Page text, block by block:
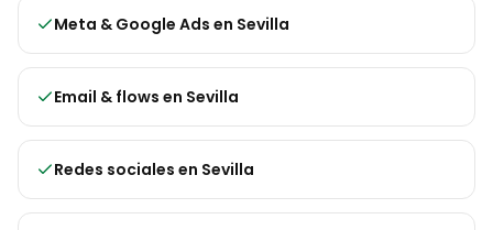
Meta & Google Ads en Sevilla
Email & flows en Sevilla
Redes sociales en Sevilla